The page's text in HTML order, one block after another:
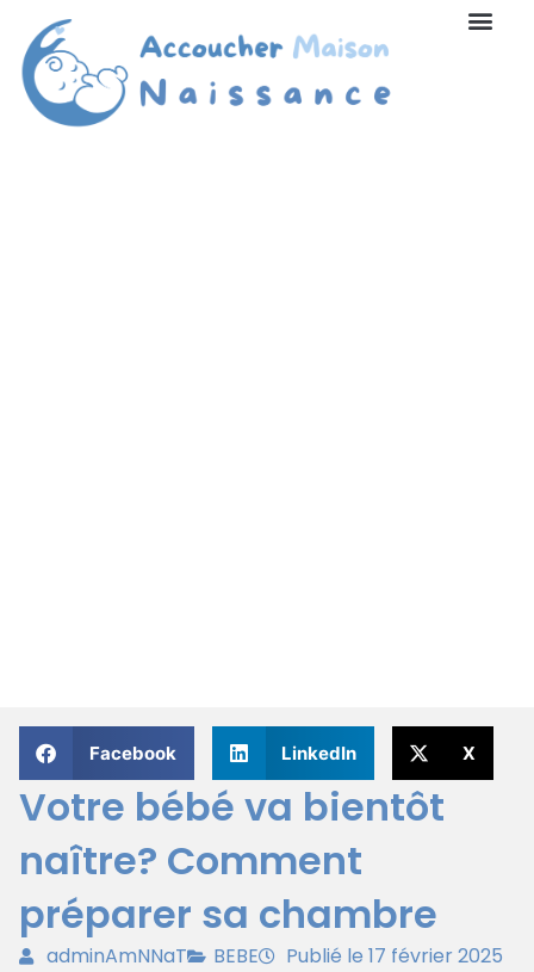
Facebook LinkedIn X
Votre bébé va bientôt
naître? Comment
préparer sa chambre
adminAmNNaT BEBE Publié le 17 février 2025